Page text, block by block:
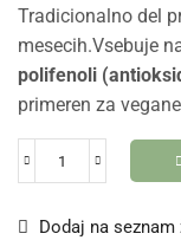
Tradicionalno del
mesecih.Vsebuje
polifenoli
primeren za
Dodaj na seznam